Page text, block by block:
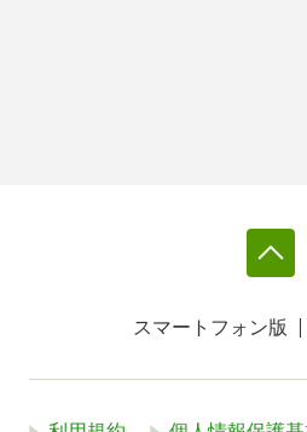
スマートフォン版